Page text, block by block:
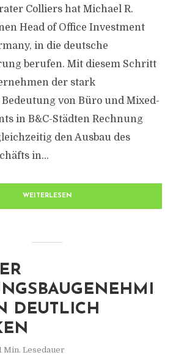
Colliers hat Michael R.
Head of Office Investment
in die deutsche
berufen. Mit diesem Schritt
der stark
von Büro und Mixed-
in B&C-Städten Rechnung
den Ausbau des
in...
WEITERLESEN
DEUTLICH
Min. Lesedauer